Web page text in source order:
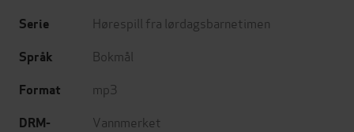
Serie Hørespill fra lørdagsbarnetimen
Språk Bokmål
Format mp3
DRM-
Vannmerket